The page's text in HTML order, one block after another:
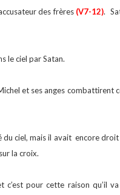
des frères (V7-12).
le ciel par Satan.
et ses anges combattirent
ciel, mais il avait encore droit
la croix.
pour cette raison qu’il